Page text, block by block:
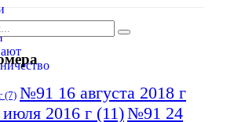
(7) №91 16 августа 2018 г
2016 г (11)№91 24